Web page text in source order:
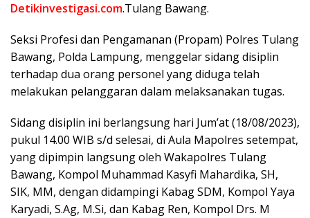
Detikinvestigasi.com.Tulang Bawang.
Seksi Profesi dan Pengamanan (Propam) Polres Tulang
Bawang, Polda Lampung, menggelar sidang disiplin
terhadap dua orang personel yang diduga telah
melakukan pelanggaran dalam melaksanakan tugas.
Sidang disiplin ini berlangsung hari Jum’at (18/08/2023),
pukul 14.00 WIB s/d selesai, di Aula Mapolres setempat,
yang dipimpin langsung oleh Wakapolres Tulang
Bawang, Kompol Muhammad Kasyfi Mahardika, SH,
SIK, MM, dengan didampingi Kabag SDM, Kompol Yaya
Karyadi, S.Ag, M.Si, dan Kabag Ren, Kompol Drs. M